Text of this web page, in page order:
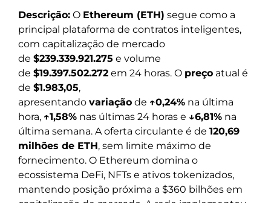
Descrição: O Ethereum (ETH) segue como a
principal plataforma de contratos inteligentes,
com capitalização de mercado
de $239.339.921.275 e volume
de $19.397.502.272 em 24 horas. O preço atual é
de $1.983,05,
apresentando variação de ↑0,24% na última
hora, ↑1,58% nas últimas 24 horas e ↓6,81% na
última semana. A oferta circulante é de 120,69
milhões de ETH, sem limite máximo de
fornecimento. O Ethereum domina o
ecossistema DeFi, NFTs e ativos tokenizados,
mantendo posição próxima a $360 bilhões em